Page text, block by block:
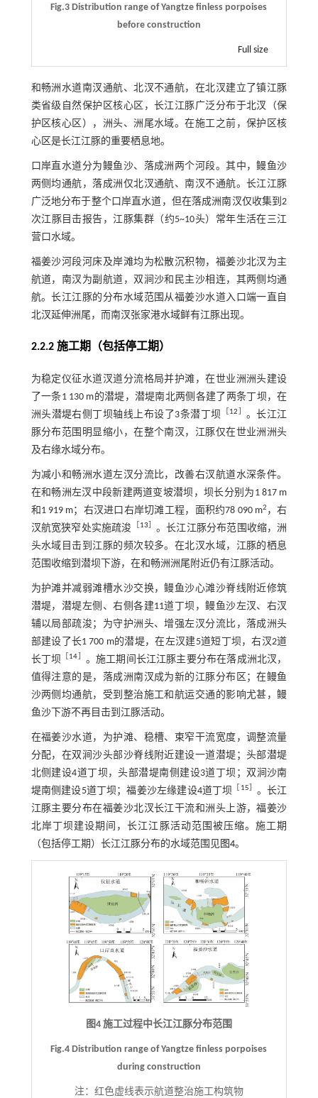
Fig.3 Distribution range of Yangtze finless porpoises
before construction
Full size
和畅洲水道南汊通航、北汊不通航，在北汊建立了镇江豚
类省级自然保护区核心区，长江江豚广泛分布于北汊（保
护区核心区），洲头、洲尾水域。在施工之前，保护区核
心区是长江江豚的重要栖息地。
口岸直水道分为鳗鱼沙、落成洲两个河段。其中，鳗鱼沙
两侧均通航，落成洲仅北汊通航、南汊不通航。长江江豚
广泛地分布于整个口岸直水道，但在落成洲南汊仅收集到2
次江豚目击报告，江豚集群（约5~10头）常年生活在三江
营口水域。
福姜沙河段河床及岸滩均为松散沉积物，福姜沙北汊为主
航道，南汊为副航道，双涧沙和民主沙相连，其两侧均通
航。长江江豚的分布水域范围从福姜沙水道入口端一直自
北汊延伸洲尾，而南汊张家港水域鲜有江豚出现。
2.2.2 施工期（包括停工期）
为稳定仪征水道汊道分流格局并护滩，在世业洲洲头建设
了一条1 130 m的潜堤，潜堤南北两侧各建了两条丁坝，在
洲头潜堤右侧丁坝轴线上布设了3条潜丁坝
12
。长江江
豚分布范围明显缩小，在整个南汊，江豚仅在世业洲洲头
及右缘水域分布。
为减小和畅洲水道左汊分流比，改善右汊航道水深条件。
在和畅洲左汊中段新建两道变坡潜坝，坝长分别为1 817 m
和1 919 m；右汊进口右岸切滩工程，面积约78 090 m2 ，右
汊航宽狭窄处实施疏浚
13
。长江江豚分布范围收缩，洲
头水域目击到江豚的频次较多。在北汊水域，江豚的栖息
范围收缩到潜坝下游，在和畅洲洲尾附近仍有江豚活动。
为护滩并减弱滩槽水沙交换，鳗鱼沙心滩沙脊线附近修筑
潜堤，潜堤左侧、右侧各建11道丁坝，鳗鱼沙左汊、右汊
辅以局部疏浚；为守护洲头、增强左汊分流比，落成洲头
部建设了长1 700 m的潜堤，在左汊建5道短丁坝，右汊2道
长丁坝
14
。施工期间长江江豚主要分布在落成洲北汊，
值得注意的是，落成洲南汊成为新的江豚分布区；在鳗鱼
沙两侧均通航，受到整治施工和航运交通的影响尤甚，鳗
鱼沙下游不再目击到江豚活动。
在福姜沙水道，为护滩、稳槽、束窄干流宽度，调整流量
分配，在双涧沙头部沙脊线附近建设一道潜堤；头部潜堤
北侧建设4道丁坝，头部潜堤南侧建设3道丁坝；双涧沙南
堤南侧建设5道丁坝；福姜沙左缘建设4道丁坝
15
。长江
江豚主要分布在福姜沙北汊长江干流和洲头上游，福姜沙
北岸丁坝建设期间，长江江豚活动范围被压缩。施工期
（包括停工期）长江江豚分布的水域范围见图4。
图4 施工过程中长江江豚分布范围
Fig.4 Distribution range of Yangtze finless porpoises
during construction
注： 红色虚线表示航道整治施工构筑物